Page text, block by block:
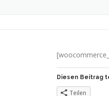
Diesen Beitrag
Teilen